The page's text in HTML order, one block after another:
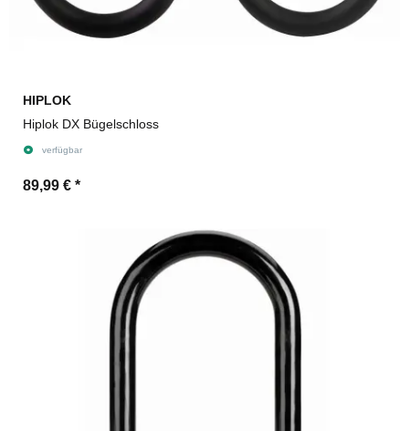
HIPLOK
Hiplok DX Bügelschloss
verfügbar
89,99 € *